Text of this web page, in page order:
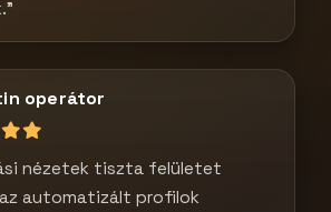
operátor
nézetek tiszta felületet
automatizált profilok